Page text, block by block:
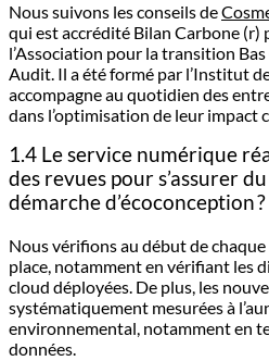
Nous suivons les conseils de
qui est accrédité Bilan Carbone (r)
l’Association pour la transition
Audit. Il a été formé par l’Institut
accompagne au quotidien des
dans l’optimisation de leur impact
1.4 Le service numérique
des revues pour s’assurer
démarche d’écoconception ?
Nous vérifions au début de
place, notamment en vérifiant les
cloud déployées. De plus, les
systématiquement mesurées à
environnemental, notamment en
données.